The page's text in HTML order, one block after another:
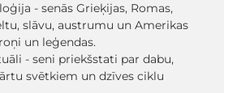
- senās Grieķijas, Romas,
slāvu, austrumu un Amerikas
un leģendas.
- seni priekšstati par dabu,
svētkiem un dzīves ciklu